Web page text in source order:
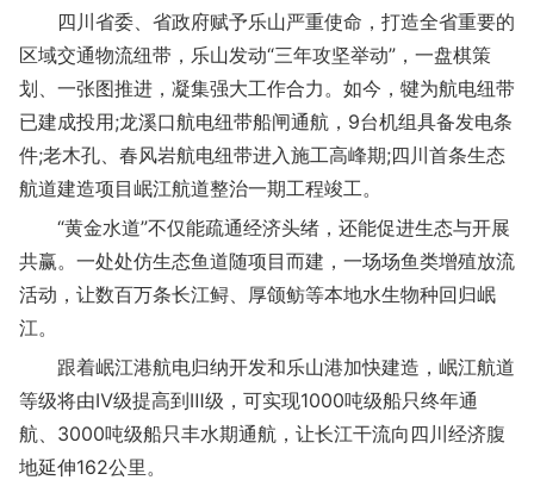
四川省委、省政府赋予乐山严重使命，打造全省重要的
区域交通物流纽带，乐山发动“三年攻坚举动”，一盘棋策
划、一张图推进，凝集强大工作合力。如今，犍为航电纽带
已建成投用;龙溪口航电纽带船闸通航，9台机组具备发电条
件;老木孔、春风岩航电纽带进入施工高峰期;四川首条生态
航道建造项目岷江航道整治一期工程竣工。
“黄金水道”不仅能疏通经济头绪，还能促进生态与开展
共赢。一处处仿生态鱼道随项目而建，一场场鱼类增殖放流
活动，让数百万条长江鲟、厚颌鲂等本地水生物种回归岷
江。
跟着岷江港航电归纳开发和乐山港加快建造，岷江航道
等级将由Ⅳ级提高到Ⅲ级，可实现1000吨级船只终年通
航、3000吨级船只丰水期通航，让长江干流向四川经济腹
地延伸162公里。